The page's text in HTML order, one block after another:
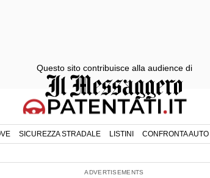
SICUREZZA STRADALE LISTINI CONFRONTA AUTO
Questo sito contribuisce alla audience di